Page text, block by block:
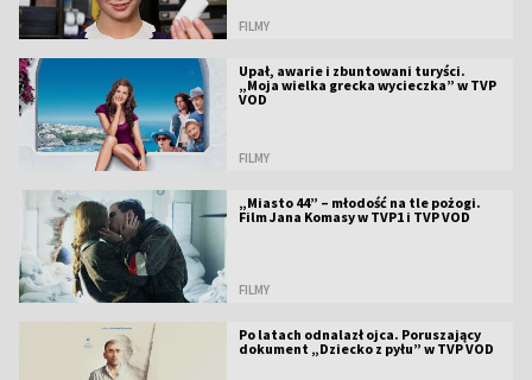
FILMY
Upał, awarie i zbuntowani turyści.
„Moja wielka grecka wycieczka” w TVP
VOD
FILMY
„Miasto 44” – młodość na tle pożogi.
Film Jana Komasy w TVP1 i TVP VOD
FILMY
Po latach odnalazł ojca. Poruszający
dokument „Dziecko z pyłu” w TVP VOD